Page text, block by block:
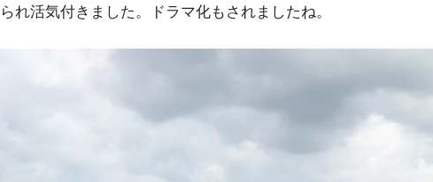
れ活気付きました。ドラマ化もされましたね。